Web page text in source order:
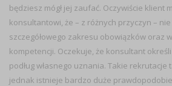
będziesz mógł jej zaufać. Oczywiście klient
konsultantowi, że – z różnych przyczyn –
szczegółowego zakresu obowiązków oraz
kompetencji. Oczekuje, że konsultant
podług własnego uznania. Takie rekrutacje
jednak istnieje bardzo duże